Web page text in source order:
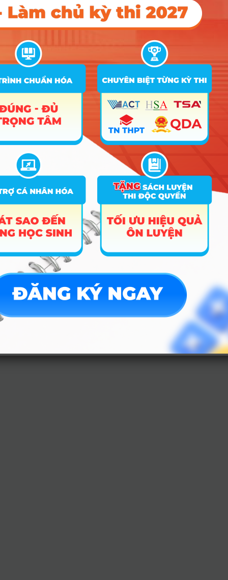
Hướng nghiệp
HOCMAI
ĐĂNG KÝ NGAY
Công cụ
Trắc nghiệm MBTI
Tra cứu đề án tuyển sinh
Tư vấn hướng nghiệp
Tin tức
Tin giáo dục nổi bật
Tin tuyển sinh vào 10
Tin tuyển sinh Đại học
Về chúng tôi
Liên hệ
Điều khoản dịch vụ
Chính sách bảo mật